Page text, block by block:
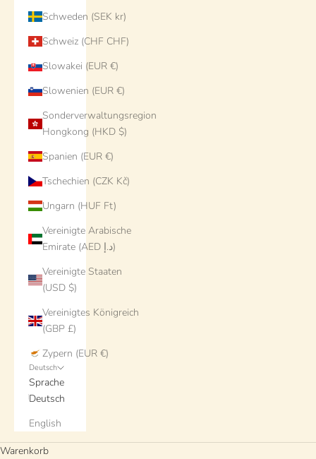
Schweden (SEK kr)
Schweiz (CHF CHF)
Slowakei (EUR €)
Slowenien (EUR €)
Sonderverwaltungsregion
Hongkong (HKD $)
Spanien (EUR €)
Tschechien (CZK Kč)
Ungarn (HUF Ft)
Vereinigte Arabische
Emirate (AED د.إ)
Vereinigte Staaten
(USD $)
Vereinigtes Königreich
(GBP £)
Zypern (EUR €)
Deutsch
Sprache
Deutsch
English
Warenkorb